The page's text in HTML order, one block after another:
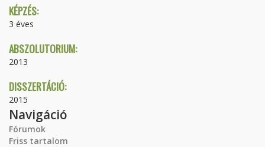
KÉPZÉS:
3 éves
ABSZOLUTORIUM:
2013
DISSZERTÁCIÓ:
2015
Navigáció
Fórumok
Friss tartalom